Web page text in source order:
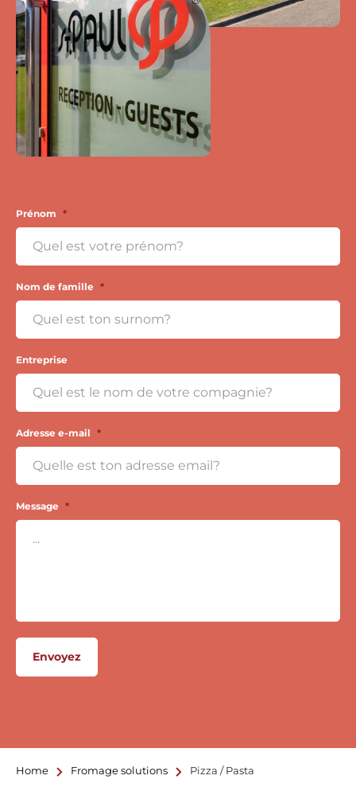
Prénom *
Nom de famille *
Entreprise
Adresse e-mail *
Message *
Envoyez
Home Fromage solutions Pizza / Pasta